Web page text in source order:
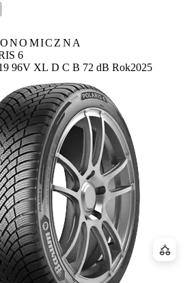
6
96V XL Etykieta:
D C B 72 dB Rok2025